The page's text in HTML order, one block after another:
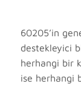
60205’in
destekleyici
herhangi bir
ise herhangi